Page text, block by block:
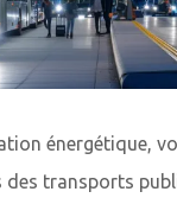
énergétique,
transports